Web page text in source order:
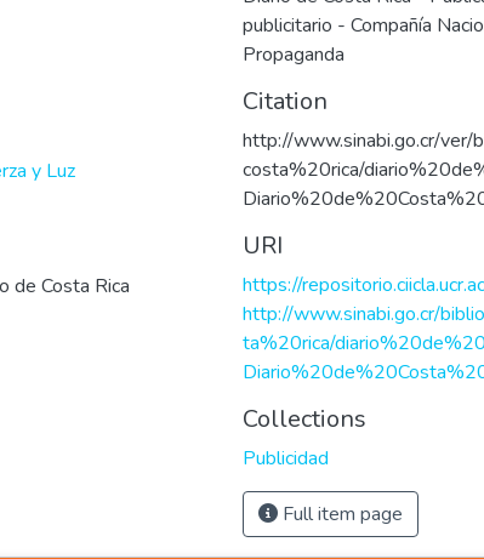
y Luz
de Costa Rica
publicitario - Compañía
Propaganda
Citation
http://www.sinabi.go.cr/
costa%20rica/
URI
https://
http://www.sinabi.go.cr/
ta%20rica/
Collections
Publicidad
Full item page